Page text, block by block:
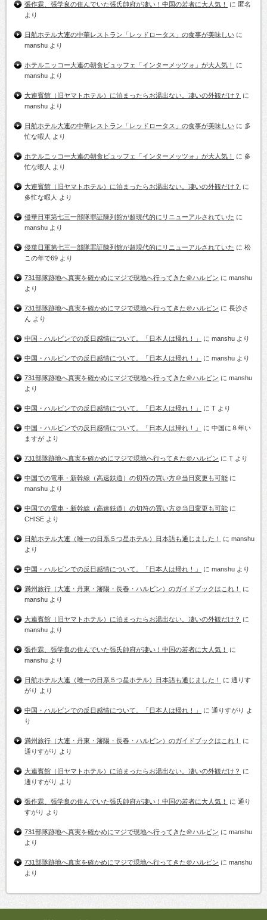
張作霖、張学良の住んでいた張氏帥府が凄い！中国の若者に大人気！ に 匿名
より
日航ホテル大連の中華レストラン「レッドロータス」の食事が美味しい に
manshu より
ホテルニッコー大連の朝食ビュッフェ「インターメッツォ」が大人気！
に
manshu より
大連賓館（旧ヤマトホテル）に泊まったらお湯出ない。凄いの外観だけ？ に
manshu より
日航ホテル大連の中華レストラン「レッドロータス」の食事が美味しい に 多
忙な暇人
より
ホテルニッコー大連の朝食ビュッフェ「インターメッツォ」が大人気！ に 多
忙な暇人
より
大連賓館（旧ヤマトホテル）に泊まったらお湯出ない。凄いの外観だけ？ に
多忙な暇人
より
侵華日軍第七三一部隊罪証陳列館が超現代的にリニューアルされていた に
manshu より
侵華日軍第七三一部隊罪証陳列館が超現代的にリニューアルされていた に 松
この年で69 より
731部隊跡地へ真実を確かめにマジで現地へ行ってきた＠ハルビン に manshu
より
731部隊跡地へ真実を確かめにマジで現地へ行ってきた＠ハルビン に 長沙さ
ん より
中国・ハルビンでの反日感情について。「日本人は帰れ！」 に manshu より
中国・ハルビンでの反日感情について。「日本人は帰れ！」 に manshu より
731部隊跡地へ真実を確かめにマジで現地へ行ってきた＠ハルビン に manshu
より
中国・ハルビンでの反日感情について。「日本人は帰れ！」 に T より
中国・ハルビンでの反日感情について。「日本人は帰れ！」 に 中国に８年い
ますが より
731部隊跡地へ真実を確かめにマジで現地へ行ってきた＠ハルビン に T より
中国での電車・新幹線（高速鉄道）の切符の買い方＠当日変更も可能 に
manshu より
中国での電車・新幹線（高速鉄道）の切符の買い方＠当日変更も可能 に
CHISE より
日航ホテル大連（唯一の日系５つ星ホテル）日本語も通じました！ に manshu
より
中国・ハルビンでの反日感情について。「日本人は帰れ！」 に manshu より
満州旅行（大連・丹東・瀋陽・長春・ハルビン）のガイドブックはこれ！
に
manshu より
大連賓館（旧ヤマトホテル）に泊まったらお湯出ない。凄いの外観だけ？ に
manshu より
張作霖、張学良の住んでいた張氏帥府が凄い！中国の若者に大人気！
に
manshu より
日航ホテル大連（唯一の日系５つ星ホテル）日本語も通じました！ に 通りす
がり より
中国・ハルビンでの反日感情について。「日本人は帰れ！」 に 通りすがり よ
り
満州旅行（大連・丹東・瀋陽・長春・ハルビン）のガイドブックはこれ！
に
通りすがり より
大連賓館（旧ヤマトホテル）に泊まったらお湯出ない。凄いの外観だけ？ に
通りすがり より
張作霖、張学良の住んでいた張氏帥府が凄い！中国の若者に大人気！ に 通り
すがり より
731部隊跡地へ真実を確かめにマジで現地へ行ってきた＠ハルビン に manshu
より
731部隊跡地へ真実を確かめにマジで現地へ行ってきた＠ハルビン に manshu
より